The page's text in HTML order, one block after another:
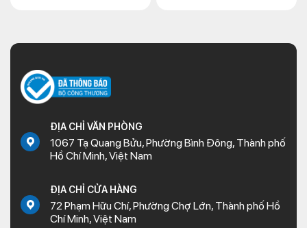
ĐỊA CHỈ VĂN PHÒNG
1067 Tạ Quang Bửu, Phường Bình Đông, Thành phố
Hồ Chí Minh, Việt Nam
ĐỊA CHỈ CỬA HÀNG
72 Phạm Hữu Chí, Phường Chợ Lớn, Thành phố Hồ
Chí Minh, Việt Nam